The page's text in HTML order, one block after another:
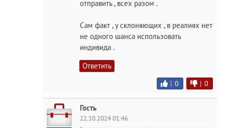
отправить , всех разом .
Сам факт , у склоняющих , в реалиях нет
не одного шанса использовать
индивида .
Ответить
| 0 | 0
Гость
22.10.2024 01:46